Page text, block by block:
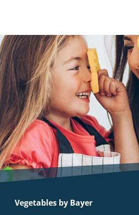
Vegetables by Bayer